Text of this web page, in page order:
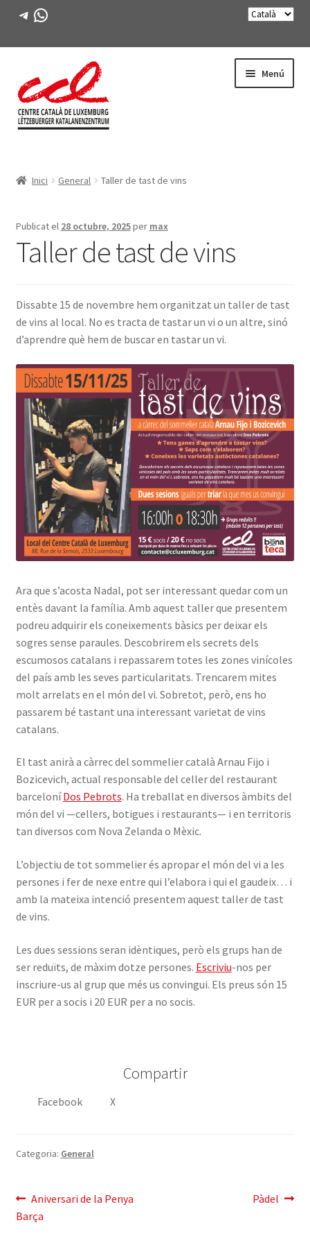
Telegram
WhatsApp
navegació
al
contingut
Menú
ACTIVITATS
CURSOS
FES-TE SOCI
INICIA SESSIÓ
Inici General Taller de tast de vins
Publicat el 28 octubre, 2025per max
Taller de tast de vins
Dissabte 15 de novembre hem organitzat un taller de tast
de vins al local. No es tracta de tastar un vi o un altre, sinó
d’aprendre què hem de buscar en tastar un vi.
Ara que s’acosta Nadal, pot ser interessant quedar com un
entès davant la família. Amb aquest taller que presentem
podreu adquirir els coneixements bàsics per deixar els
sogres sense paraules. Descobrirem els secrets dels
escumosos catalans i repassarem totes les zones vinícoles
del país amb les seves particularitats. Trencarem mites
molt arrelats en el món del vi. Sobretot, però, ens ho
passarem bé tastant una interessant varietat de vins
catalans.
El tast anirà a càrrec del sommelier català Arnau Fijo i
Bozicevich, actual responsable del celler del restaurant
barceloníDos Pebrots. Ha treballat en diversos àmbits del
món del vi —cellers, botigues i restaurants— i en territoris
tan diversos com Nova Zelanda o Mèxic.
L’objectiu de tot sommelier és apropar el món del vi a les
persones i fer de nexe entre qui l’elabora i qui el gaudeix… i
amb la mateixa intenció presentem aquest taller de tast
de vins.
Les dues sessions seran idèntiques, però els grups han de
ser reduïts, de màxim dotze persones. Escriviu-nos per
inscriure-us al grup que més us convingui. Els preus són 15
EUR per a socis i 20 EUR per a no socis.
Compartir
Facebook X
Categoria: General
Navegació
d'entrades
Entrada
anterior:
Aniversari de la Penya
Barça
Pròxima
Pàdel